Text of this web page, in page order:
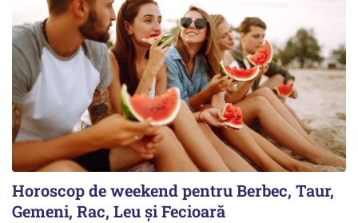
Horoscop de weekend pentru Berbec, Taur,
Gemeni, Rac, Leu și Fecioară